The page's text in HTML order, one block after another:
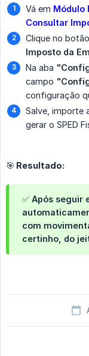
Vá em Módulo
Consultar
Clique no botão
Imposto da
Na aba
campo
configuração
Salve, importe
gerar o SPED
🎯 Resultado:
✅ Após seguir
com
certinho, do